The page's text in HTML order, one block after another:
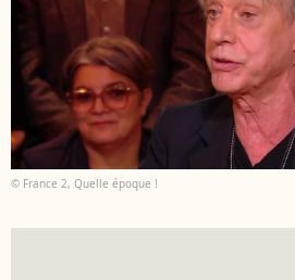
© France 2, Quelle époque !